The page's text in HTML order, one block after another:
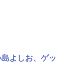
よしお、ゲッ